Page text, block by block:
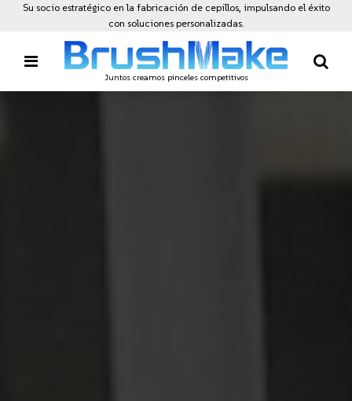
Su socio estratégico en la fabricación de cepillos, impulsando el éxito
con soluciones personalizadas.
Juntos creamos pinceles competitivos